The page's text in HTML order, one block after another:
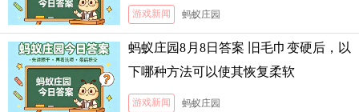
游戏新闻 蚂蚁庄园
蚂蚁庄园8月8日答案 旧毛巾变硬后，以
下哪种方法可以使其恢复柔软
游戏新闻 蚂蚁庄园